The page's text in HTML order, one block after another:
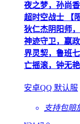
夜之梦，孙尚
超时空战士 【
狄仁杰阴阳师
神迹守卫，嬴
界灵契，鲁班
亡摇滚，钟无
安卓QQ 默认服
支持包赔